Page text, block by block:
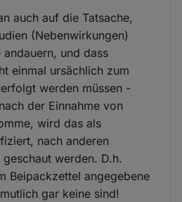
auch auf die Tatsache,
(Nebenwirkungen)
und dass
einmal ursächlich zum
werden müssen -
der Einnahme von
wird das als
nach anderen
werden. D.h.
Beipackzettel angegebene
gar keine sind!